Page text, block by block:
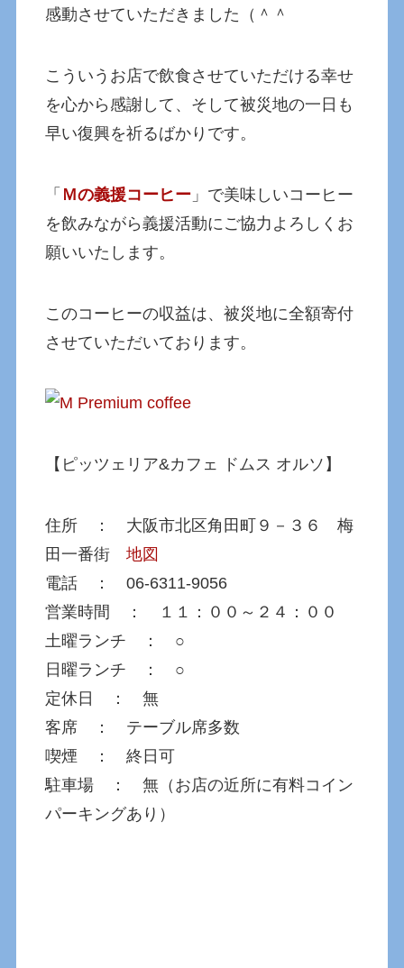
感動させていただきました（＾＾
こういうお店で飲食させていただける幸せ
を心から感謝して、そして被災地の一日も
早い復興を祈るばかりです。
「 Ｍの義援コーヒー 」で美味しいコーヒー
を飲みながら義援活動にご協力よろしくお
願いいたします。
このコーヒーの収益は、被災地に全額寄付
させていただいております。
【ピッツェリア&カフェ ドムス オルソ】
住所 ： 大阪市北区角田町９－３６ 梅
田一番街地図
電話 ： 06-6311-9056
営業時間 ： １１：００～２４：００
土曜ランチ ： ○
日曜ランチ ： ○
定休日 ： 無
客席 ： テーブル席多数
喫煙 ： 終日可
駐車場 ： 無（お店の近所に有料コイン
パーキングあり）